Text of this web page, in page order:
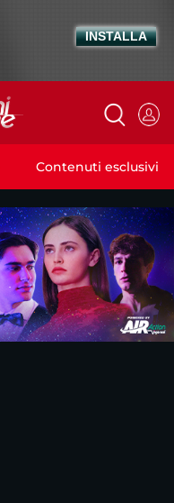
Contenuti esclusivi
INSTALLA